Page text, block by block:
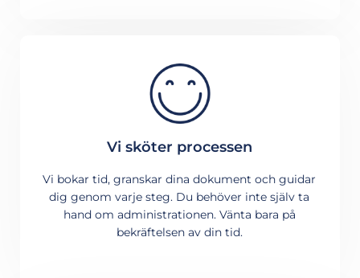
Vi sköter processen
Vi bokar tid, granskar dina dokument och guidar
dig genom varje steg. Du behöver inte själv ta
hand om administrationen. Vänta bara på
bekräftelsen av din tid.